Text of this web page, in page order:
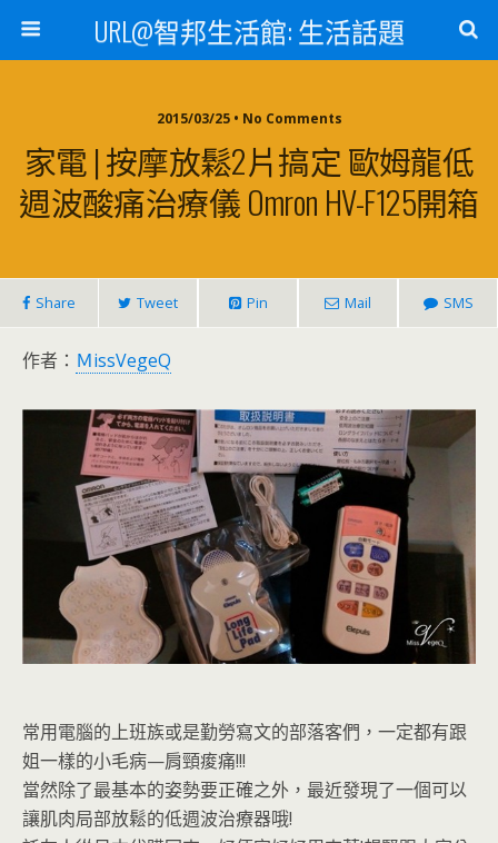
URL@智邦生活館: 生活話題
2015/03/25 • No Comments
家電 | 按摩放鬆2片搞定 歐姆龍低
週波酸痛治療儀 Omron HV-F125開箱
Share Tweet Pin Mail SMS
作者： ＭissVegeQ
常用電腦的上班族或是勤勞寫文的部落客們，一定都有跟
姐一樣的小毛病—肩頸痠痛!!!
當然除了最基本的姿勢要正確之外，最近發現了一個可以
讓肌肉局部放鬆的低週波治療器哦!